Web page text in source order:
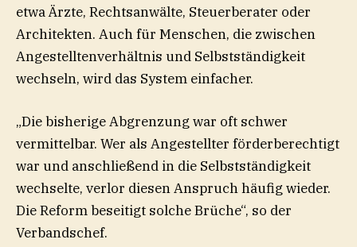
etwa Ärzte, Rechtsanwälte, Steuerberater oder
Architekten. Auch für Menschen, die zwischen
Angestelltenverhältnis und Selbstständigkeit
wechseln, wird das System einfacher.
„Die bisherige Abgrenzung war oft schwer
vermittelbar. Wer als Angestellter förderberechtigt
war und anschließend in die Selbstständigkeit
wechselte, verlor diesen Anspruch häufig wieder.
Die Reform beseitigt solche Brüche“, so der
Verbandschef.